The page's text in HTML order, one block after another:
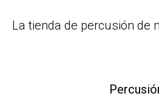
La tienda de percusión de